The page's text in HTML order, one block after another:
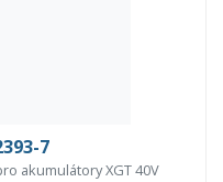
7
akumulátory XGT 40V